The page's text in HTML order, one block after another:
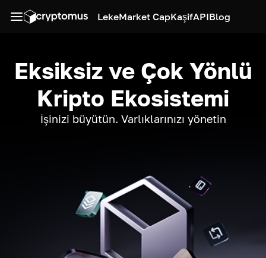
LekeMarket CapKaşifAPIBlog
Eksiksiz ve Çok Yönlü
Kripto Ekosistemi
İşinizi büyütün. Varlıklarınızı yönetin